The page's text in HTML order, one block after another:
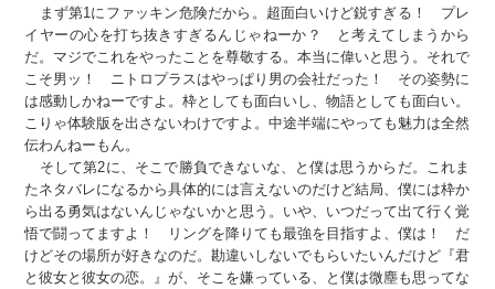
まず第1にファッキン危険だから。超面白いけど鋭すぎる！ プレ
イヤーの心を打ち抜きすぎるんじゃねーか？ と考えてしまうから
だ。マジでこれをやったことを尊敬する。本当に偉いと思う。それで
こそ男ッ！ ニトロプラスはやっぱり男の会社だった！ その姿勢に
は感動しかねーですよ。枠としても面白いし、物語としても面白い。
こりゃ体験版を出さないわけですよ。中途半端にやっても魅力は全然
伝わんねーもん。
そして第2に、そこで勝負できないな、と僕は思うからだ。これま
たネタバレになるから具体的には言えないのだけど結局、僕には枠か
ら出る勇気はないんじゃないかと思う。いや、いつだって出て行く覚
悟で闘ってますよ！ リングを降りても最強を目指すよ、僕は！ だ
けどその場所が好きなのだ。勘違いしないでもらいたいんだけど『君
と彼女と彼女の恋。』が、そこを嫌っている、と僕は微塵も思ってな